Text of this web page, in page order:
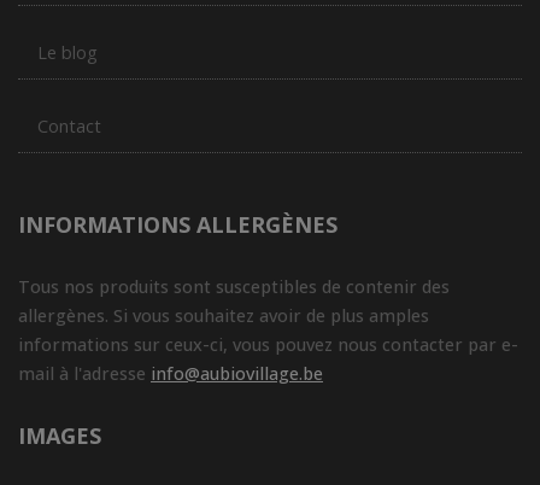
Le blog
Contact
INFORMATIONS ALLERGÈNES
Tous nos produits sont susceptibles de contenir des
allergènes. Si vous souhaitez avoir de plus amples
informations sur ceux-ci, vous pouvez nous contacter par e-
mail à l'adresse info@aubiovillage.be
IMAGES